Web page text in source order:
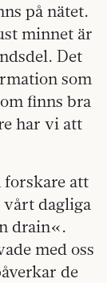
på nätet.
minnet är
Det
som
finns bra
har vi att
forskare att
dagliga
drain«.
med oss
de